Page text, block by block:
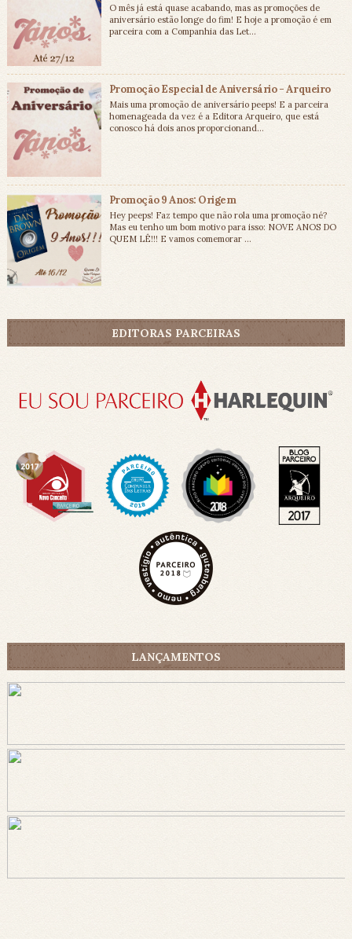
O mês já está quase acabando, mas as promoções de
aniversário estão longe do fim! E hoje a promoção é em
parceira com a Companhia das Let...
Promoção Especial de Aniversário - Arqueiro
Mais uma promoção de aniversário peeps! E a parceira
homenageada da vez é a Editora Arqueiro, que está
conosco há dois anos proporcionand...
Promoção 9 Anos: Origem
Hey peeps! Faz tempo que não rola uma promoção né?
Mas eu tenho um bom motivo para isso: NOVE ANOS DO
QUEM LÊ!!! E vamos comemorar ...
EDITORAS PARCEIRAS
LANÇAMENTOS